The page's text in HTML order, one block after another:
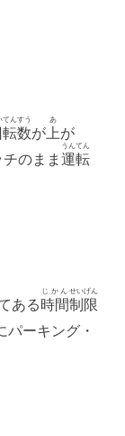
転数
てんすう
が 上
あ
が
のまま 運転
うんてん
ある時間
じかん
制限
せいげん
パーキング・